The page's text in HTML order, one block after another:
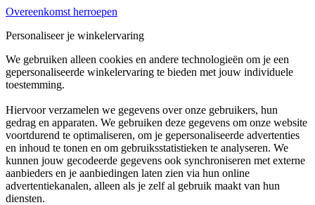
Overeenkomst herroepen
Personaliseer je winkelervaring
We gebruiken alleen cookies en andere technologieën om je een
gepersonaliseerde winkelervaring te bieden met jouw individuele
toestemming.
Hiervoor verzamelen we gegevens over onze gebruikers, hun
gedrag en apparaten. We gebruiken deze gegevens om onze website
voortdurend te optimaliseren, om je gepersonaliseerde advertenties
en inhoud te tonen en om gebruiksstatistieken te analyseren. We
kunnen jouw gecodeerde gegevens ook synchroniseren met externe
aanbieders en je aanbiedingen laten zien via hun online
advertentiekanalen, alleen als je zelf al gebruik maakt van hun
diensten.